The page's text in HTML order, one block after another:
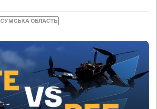
СУМСЬКА ОБЛАСТЬ